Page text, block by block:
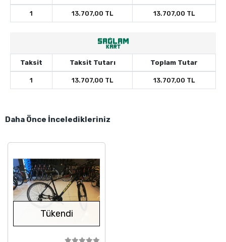
1 13.707,00 TL 13.707,00 TL
Taksit Taksit Tutarı Toplam Tutar
1 13.707,00 TL 13.707,00 TL
Daha Önce İnceledikleriniz
Tükendi